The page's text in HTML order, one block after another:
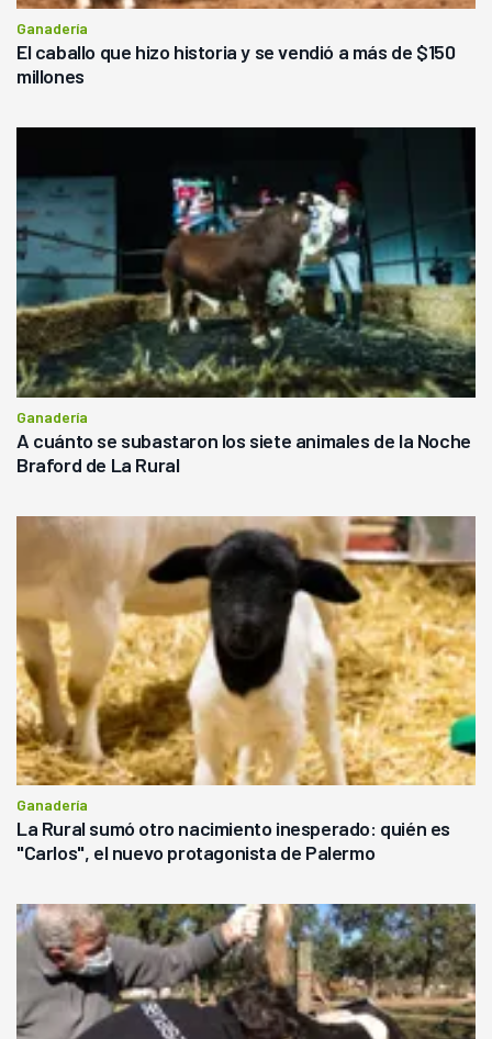
Ganadería
El caballo que hizo historia y se vendió a más de $150
millones
Ganadería
A cuánto se subastaron los siete animales de la Noche
Braford de La Rural
Ganadería
La Rural sumó otro nacimiento inesperado: quién es
"Carlos", el nuevo protagonista de Palermo